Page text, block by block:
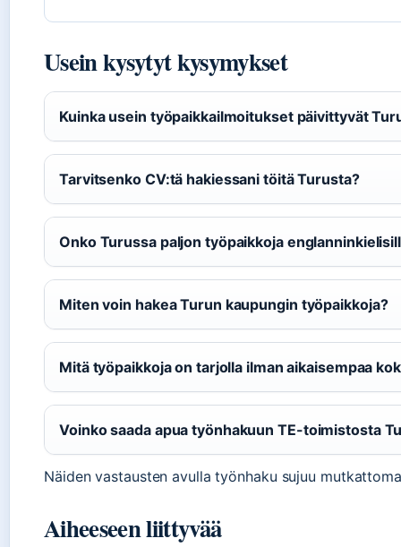
Usein kysytyt kysymykset
Kuinka usein työpaikkailmoitukset päivittyvät
Tarvitsenko CV:tä hakiessani töitä Turusta?
Onko Turussa paljon työpaikkoja
Miten voin hakea Turun kaupungin työpaikkoja?
Mitä työpaikkoja on tarjolla ilman aikaisempaa
Voinko saada apua työnhakuun TE-toimistosta
Näiden vastausten avulla työnhaku sujuu
Aiheeseen liittyvää